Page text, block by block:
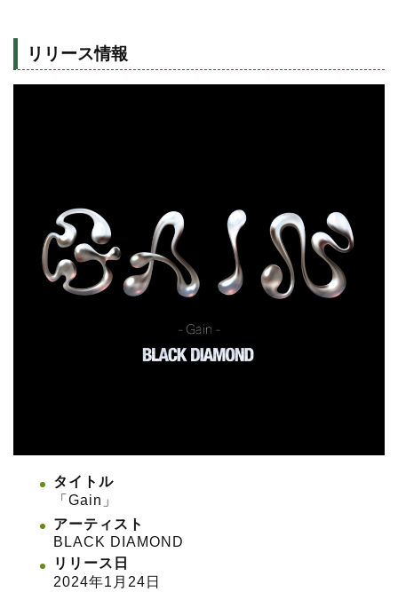
リリース情報
タイトル
「Gain」
アーティスト
BLACK DIAMOND
リリース日
2024年1月24日